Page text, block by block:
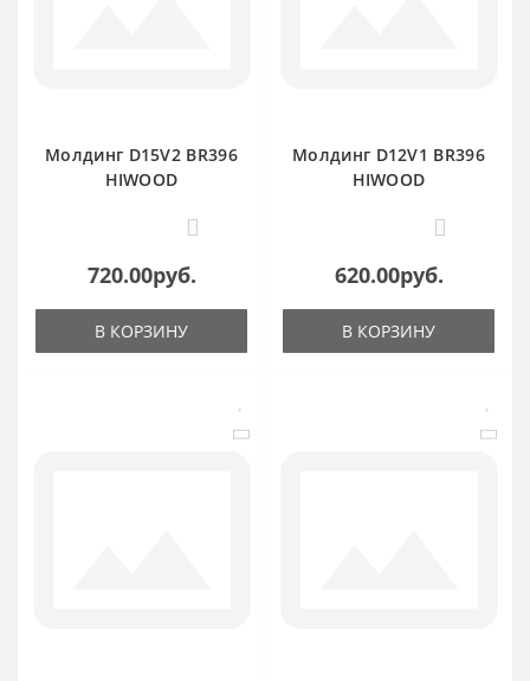
Молдинг D15V2 BR396
HIWOOD
0
720.00руб.
В КОРЗИНУ
Молдинг D12V1 BR396
HIWOOD
0
620.00руб.
В КОРЗИНУ